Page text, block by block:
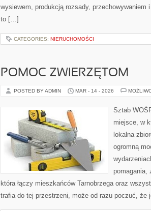
wysiewem, produkcją rozsady,
to […]
CATEGORIES: NIERUCHOMOŚCI
POMOC ZWIERZĘTOM
POSTED BY ADMIN MAR - 14 - 2026
Sztab
miejsce, w
lokalna
ogromną
pomagania,
która łączy mieszkańców Tarnobrzega oraz
trafia do tej przestrzeni, może od razu poczuć,